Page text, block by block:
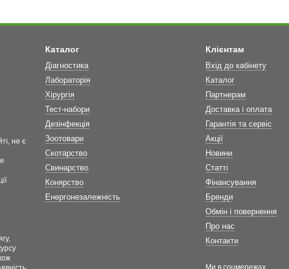
не є
Каталог
Діагностика
Лабораторія
Хірургія
Тест-набори
Дезінфекція
Зоотовари
Скотарство
Свинарство
Конярство
Енергонезалежність
Клієнтам
Вхід до кабінету
Каталог
Партнерам
Доставка і оплата
Гарантія та сервіс
Акції
Новини
Статті
Фінансування
Бренди
Обмін і повернення
Про нас
Контакти
Ми в соцмережах